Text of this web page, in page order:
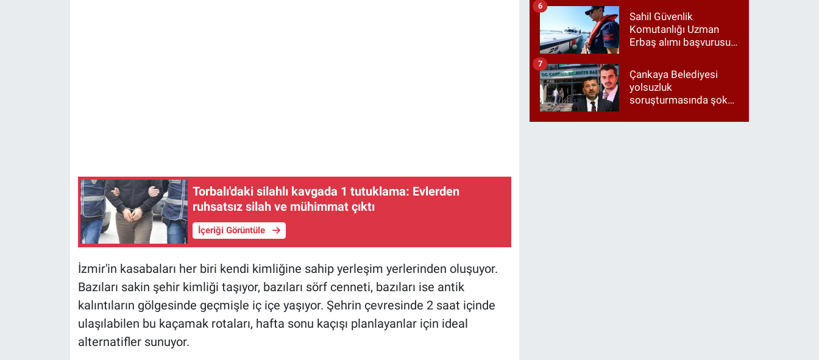
Torbalı'daki silahlı kavgada 1 tutuklama: Evlerden
ruhsatsız silah ve mühimmat çıktı
İçeriği Görüntüle
İzmir'in kasabaları her biri kendi kimliğine sahip yerleşim yerlerinden oluşuyor.
Bazıları sakin şehir kimliği taşıyor, bazıları sörf cenneti, bazıları ise antik
kalıntıların gölgesinde geçmişle iç içe yaşıyor. Şehrin çevresinde 2 saat içinde
ulaşılabilen bu kaçamak rotaları, hafta sonu kaçışı planlayanlar için ideal
alternatifler sunuyor.
Tugay birinci çıktı
Sahil Güvenlik
Komutanlığı Uzman
Erbaş alımı başvurusu
başvuru şartları neler?
6
Çankaya Belediyesi
yolsuzluk
soruşturmasında şok
Ağbaba yönetiyordu..."
7